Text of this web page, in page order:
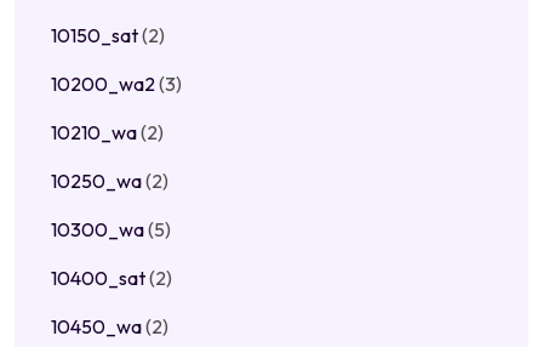
10150_sat(2)
10200_wa2(3)
10210_wa(2)
10250_wa(2)
10300_wa(5)
10400_sat(2)
10450_wa(2)